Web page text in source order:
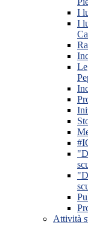
I
I
Attività